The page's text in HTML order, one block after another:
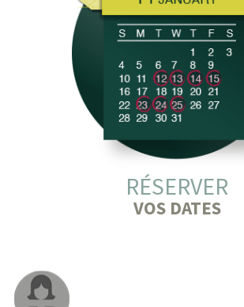
RÉSERVER
VOS DATES